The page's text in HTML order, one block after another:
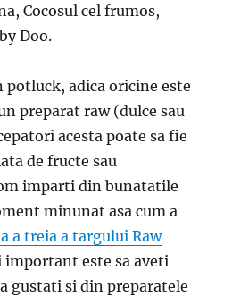
Cocosul cel frumos,
Doo.
potluck, adica oricine este
preparat raw (dulce sau
acesta poate sa fie
de fructe sau
imparti din bunatatile
minunat asa cum a
a treia a targului Raw
important este sa aveti
gustati si din preparatele